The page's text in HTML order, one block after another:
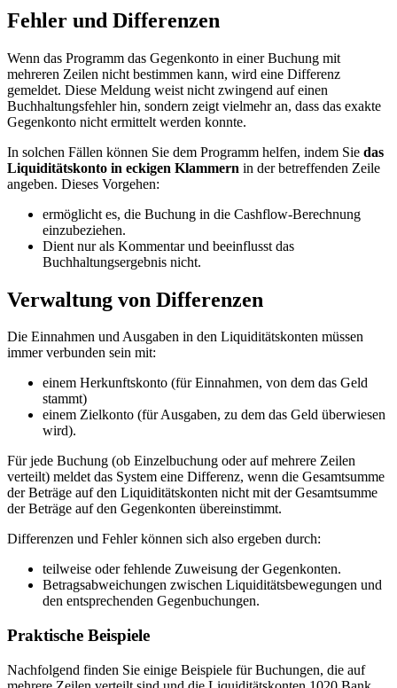
Fehler und Differenzen
Wenn das Programm das Gegenkonto in einer Buchung mit
mehreren Zeilen nicht bestimmen kann, wird eine Differenz
gemeldet. Diese Meldung weist nicht zwingend auf einen
Buchhaltungsfehler hin, sondern zeigt vielmehr an, dass das exakte
Gegenkonto nicht ermittelt werden konnte.
In solchen Fällen können Sie dem Programm helfen, indem Sie das
Liquiditätskonto in eckigen Klammern in der betreffenden Zeile
angeben. Dieses Vorgehen:
ermöglicht es, die Buchung in die Cashflow-Berechnung
einzubeziehen.
Dient nur als Kommentar und beeinflusst das
Buchhaltungsergebnis nicht.
Verwaltung von Differenzen
Die Einnahmen und Ausgaben in den Liquiditätskonten müssen
immer verbunden sein mit:
einem Herkunftskonto (für Einnahmen, von dem das Geld
stammt)
einem Zielkonto (für Ausgaben, zu dem das Geld überwiesen
wird).
Für jede Buchung (ob Einzelbuchung oder auf mehrere Zeilen
verteilt) meldet das System eine Differenz, wenn die Gesamtsumme
der Beträge auf den Liquiditätskonten nicht mit der Gesamtsumme
der Beträge auf den Gegenkonten übereinstimmt.
Differenzen und Fehler können sich also ergeben durch:
teilweise oder fehlende Zuweisung der Gegenkonten.
Betragsabweichungen zwischen Liquiditätsbewegungen und
den entsprechenden Gegenbuchungen.
Praktische Beispiele
Nachfolgend finden Sie einige Beispiele für Buchungen, die auf